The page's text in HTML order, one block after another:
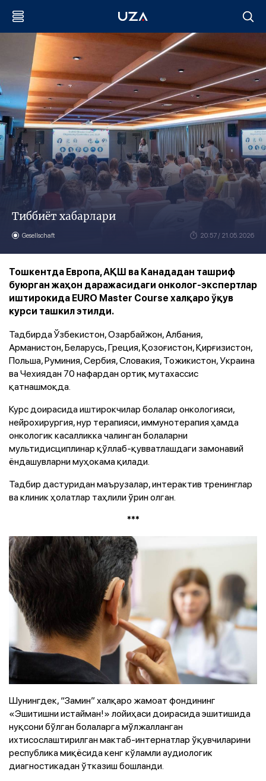
Тиббиёт хабарлари
Gesellschaft 20:57 / 21.05.2026
Тошкентда Европа, АҚШ ва Канададан ташриф
буюрган жаҳон даражасидаги онколог-экспертлар
иштирокида EURO Master Course халқаро ўқув
курси ташкил этилди.
Тадбирда Ўзбекистон, Озарбайжон, Албания,
Арманистон, Беларусь, Греция, Қозоғистон, Қирғизистон,
Польша, Руминия, Сербия, Словакия, Тожикистон, Украина
ва Чехиядан 70 нафардан ортиқ мутахассис
қатнашмоқда.
Курс доирасида иштирокчилар болалар онкологияси,
нейрохирургия, нур терапияси, иммунотерапия ҳамда
онкологик касалликка чалинган болаларни
мультидисциплинар қўллаб-қувватлашдаги замонавий
ёндашувларни муҳокама қилади.
Тадбир дастуридан маърузалар, интерактив тренинглар
ва клиник ҳолатлар таҳлили ўрин олган.
***
Шунингдек, “Замин” халқаро жамоат фондининг
«Эшитишни истайман!» лойиҳаси доирасида эшитишида
нуқсони бўлган болаларга мўлжалланган
ихтисослаштирилган мактаб-интернатлар ўқувчиларини
республика миқёсида кенг кўламли аудиологик
диагностикадан ўтказиш бошланди.